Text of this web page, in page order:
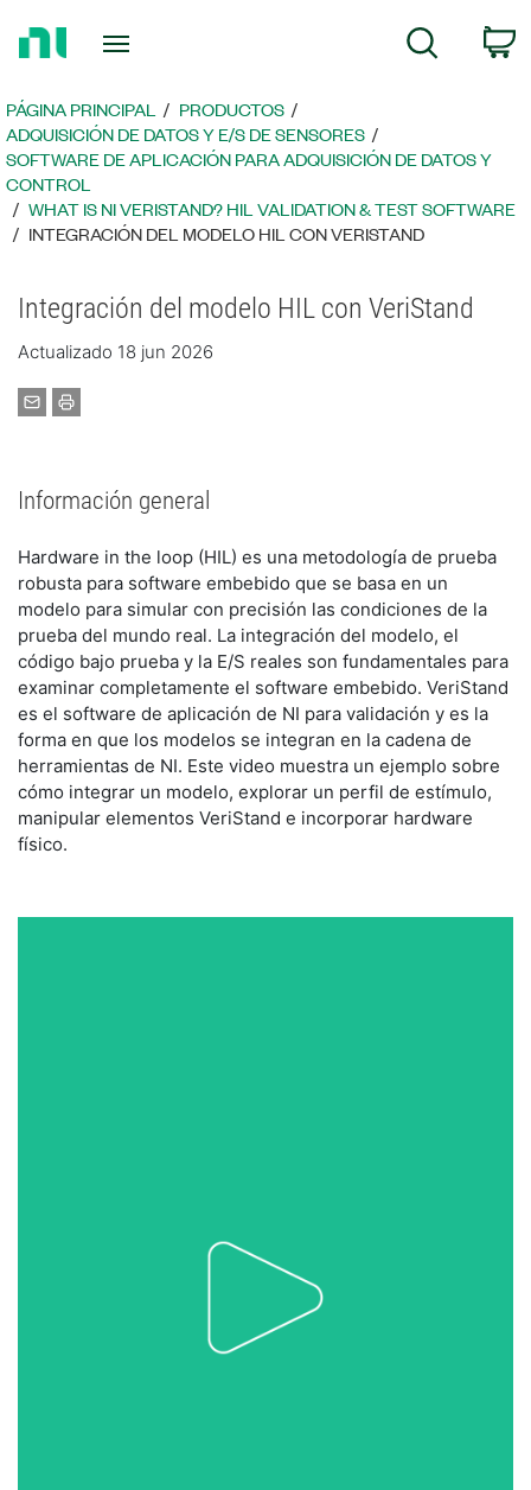
página
principal
Búsqueda
PÁGINA PRINCIPAL
PRODUCTOS
ADQUISICIÓN DE DATOS Y E/S DE SENSORES
SOFTWARE DE APLICACIÓN PARA ADQUISICIÓN DE DATOS Y
CONTROL
WHAT IS NI VERISTAND? HIL VALIDATION & TEST SOFTWARE
INTEGRACIÓN DEL MODELO HIL CON VERISTAND
Integración del modelo HIL con VeriStand
Actualizado 18 jun 2026
Información general
Hardware in the loop (HIL) es una metodología de prueba
robusta para software embebido que se basa en un
modelo para simular con precisión las condiciones de la
prueba del mundo real. La integración del modelo, el
código bajo prueba y la E/S reales son fundamentales para
examinar completamente el software embebido. VeriStand
es el software de aplicación de NI para validación y es la
forma en que los modelos se integran en la cadena de
herramientas de NI. Este video muestra un ejemplo sobre
cómo integrar un modelo, explorar un perfil de estímulo,
manipular elementos VeriStand e incorporar hardware
físico.